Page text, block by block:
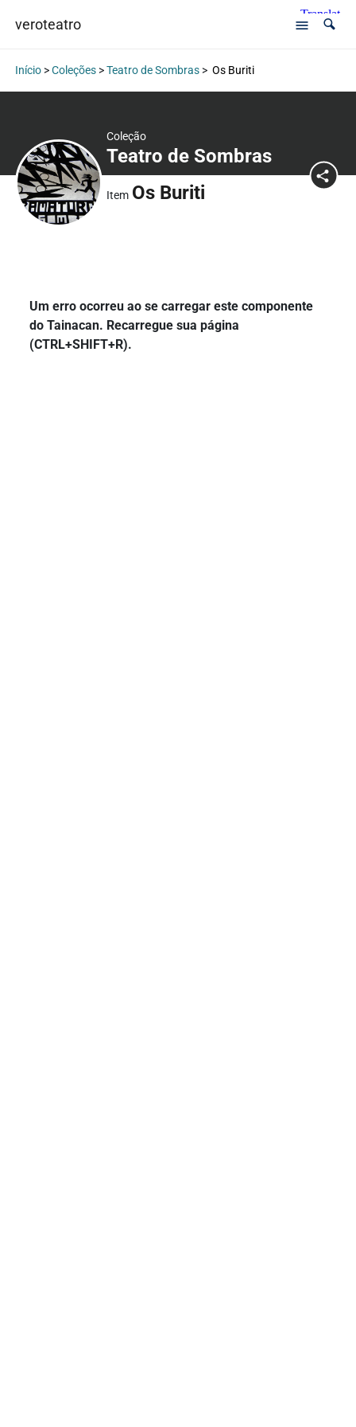
veroteatro
Início>Coleções>Teatro de Sombras> Os Buriti
Coleção
Teatro de Sombras
Item Os Buriti
Um erro ocorreu ao se carregar este componente
do Tainacan. Recarregue sua página
(CTRL+SHIFT+R).